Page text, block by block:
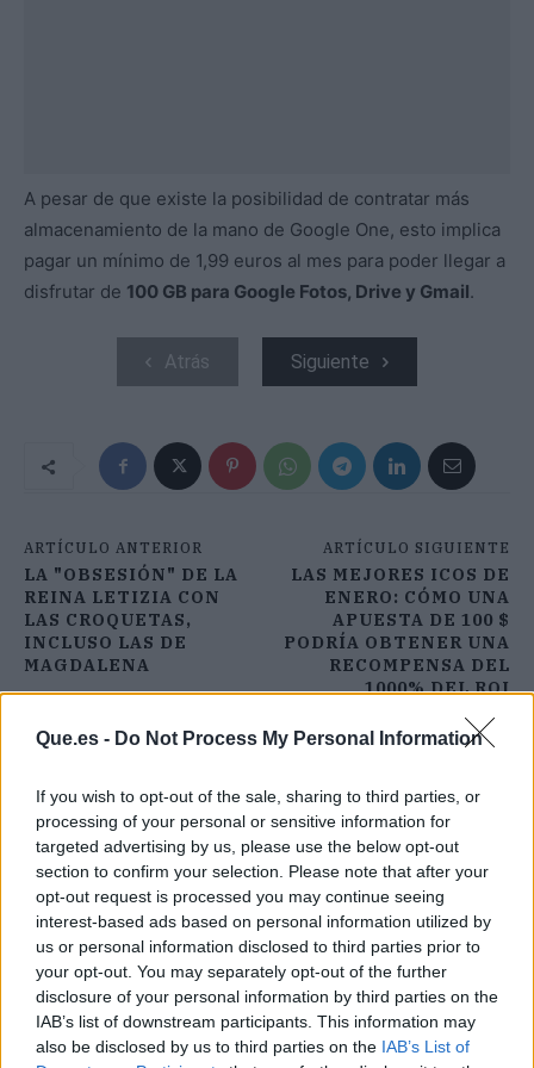
Que.es - Do Not Process My Personal Information
If you wish to opt-out of the sale, sharing to third parties, or
processing of your personal or sensitive information for
targeted advertising by us, please use the below opt-out
section to confirm your selection. Please note that after your
opt-out request is processed you may continue seeing
interest-based ads based on personal information utilized by
us or personal information disclosed to third parties prior to
your opt-out. You may separately opt-out of the further
disclosure of your personal information by third parties on the
IAB’s list of downstream participants. This information may
also be disclosed by us to third parties on the IAB’s List of
A pesar de que existe la posibilidad de contratar más
almacenamiento de la mano de Google One, esto implica
pagar un mínimo de 1,99 euros al mes para poder llegar a
disfrutar de 100 GB para Google Fotos, Drive y Gmail.
Atrás Siguiente
ARTÍCULO ANTERIOR
LA "OBSESIÓN" DE LA
REINA LETIZIA CON
LAS CROQUETAS,
INCLUSO LAS DE
MAGDALENA
ARTÍCULO SIGUIENTE
LAS MEJORES ICOS DE
ENERO: CÓMO UNA
APUESTA DE 100 $
PODRÍA OBTENER UNA
RECOMPENSA DEL
1000% DEL ROI